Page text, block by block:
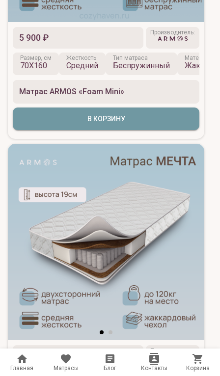
5 900 ₽
Производитель:
Размер, см
70X160
Жесткость
Средний
Тип матраса
Беспружинный
Материал
Жаккард
Матрас ARMOS «Foam Mini»
В КОРЗИНУ
10 000 ₽
Производитель:
Главная Матрасы Блог Контакты Корзина